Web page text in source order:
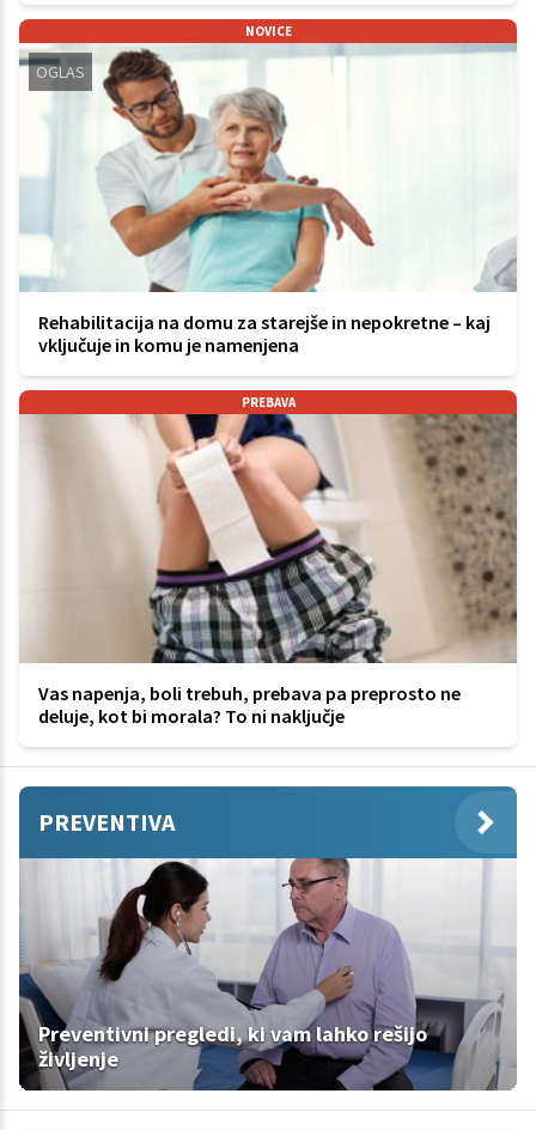
NOVICE
OGLAS
Rehabilitacija na domu za starejše in nepokretne – kaj
vključuje in komu je namenjena
PREBAVA
Vas napenja, boli trebuh, prebava pa preprosto ne
deluje, kot bi morala? To ni naključje
PREVENTIVA
Preventivni pregledi, ki vam lahko rešijo
življenje